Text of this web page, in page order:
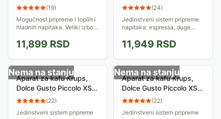
(19)
Mogućnost pripreme i toplih i
hladnih napitaka. Veliki izbor
Ristretto, Intense Espresso,
Lungo, Cappuccino, Latte
Macchiato,...
11,899 RSD
KP1A05 (24)
Jedinstveni sistem pripreme
napitaka: espressa, duge
Jednostavna upotreba
NESCAFÉ Dolce Gusto
kapsula različitih ukusa
11,949 RSD
Nema na stanju
Aparat za kafu Krups,
Dolce Gusto Piccolo XS
KP1A08 (22)
Jedinstveni sistem pripreme
Nema na stanju
Aparat za kafu Krups,
Dolce Gusto Piccolo XS
KP1A01
(22)
Jedinstveni sistem pripreme